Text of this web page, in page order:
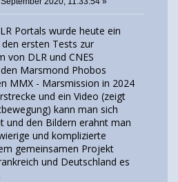
Portals wurde heute ein
ersten Tests zur
von DLR und CNES
Marsmond Phobos
MMX - Marsmission in 2024
und ein Video (zeigt
kann man sich
und den Bildern erahnt man
und komplizierte
gemeinsamen Projekt
und Deutschland es